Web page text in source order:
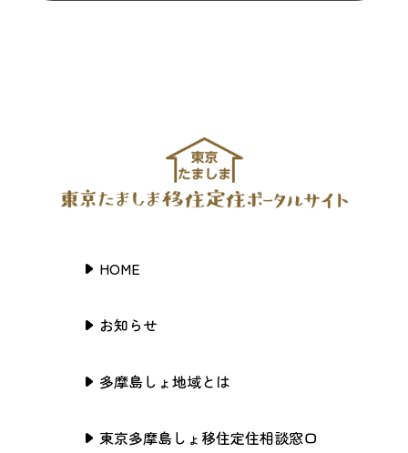
HOME
お知らせ
多摩島しょ地域とは
東京多摩島しょ移住定住相談窓口